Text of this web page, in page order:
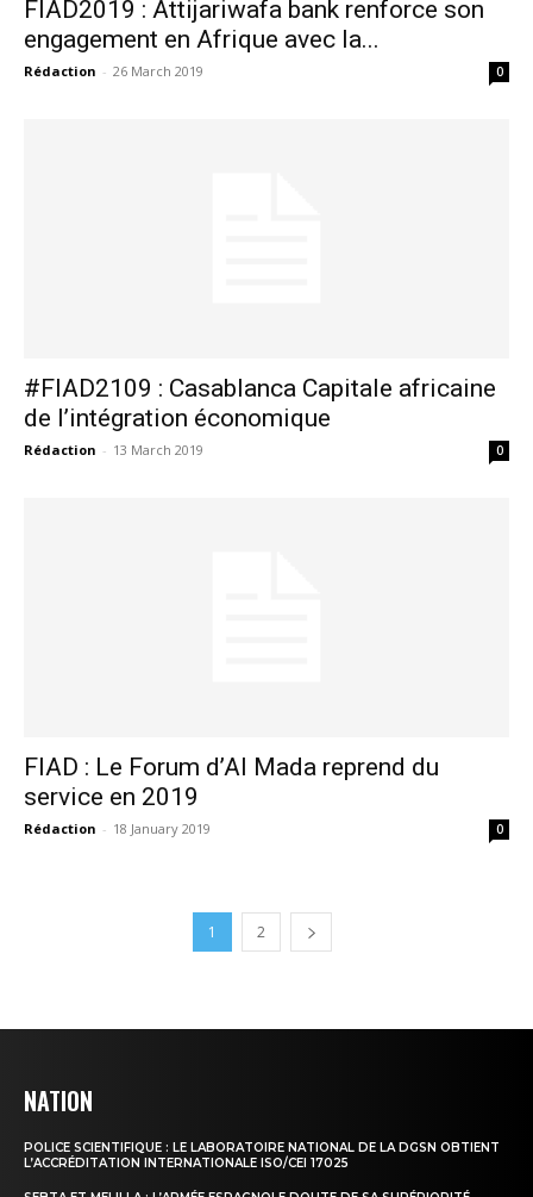
Mon compte
FIAD2019 : Attijariwafa bank renforce son
engagement en Afrique avec la...
Rédaction - 26 March 2019 0
#FIAD2109 : Casablanca Capitale africaine
de l’intégration économique
Rédaction - 13 March 2019 0
FIAD : Le Forum d’Al Mada reprend du
service en 2019
Rédaction - 18 January 2019 0
1 2
NATION
POLICE SCIENTIFIQUE : LE LABORATOIRE NATIONAL DE LA DGSN OBTIENT
L’ACCRÉDITATION INTERNATIONALE ISO/CEI 17025